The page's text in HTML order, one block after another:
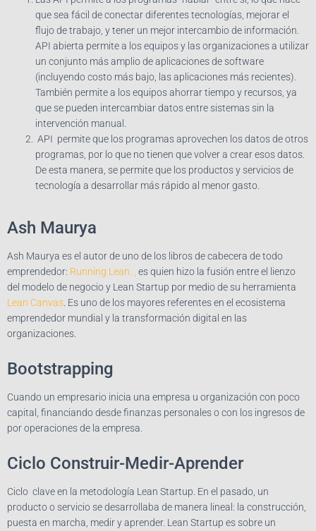
que sea fácil de conectar diferentes tecnologías, mejorar el
flujo de trabajo, y tener un mejor intercambio de información.
API abierta permite a los equipos y las organizaciones a utilizar
un conjunto más amplio de aplicaciones de software
(incluyendo costo más bajo, las aplicaciones más recientes).
También permite a los equipos ahorrar tiempo y recursos, ya
que se pueden intercambiar datos entre sistemas sin la
intervención manual.
API permite que los programas aprovechen los datos de otros
programas, por lo que no tienen que volver a crear esos datos.
De esta manera, se permite que los productos y servicios de
tecnología a desarrollar más rápido al menor gasto.
Ash Maurya
Ash Maurya es el autor de uno de los libros de cabecera de todo
emprendedor: Running Lean. ,
es quien hizo la fusión entre el lienzo
del modelo de negocio y Lean Startup por medio de su herramienta
Lean Canvas . Es uno de los mayores referentes en el ecosistema
emprendedor mundial y la transformación digital en las
organizaciones.
Bootstrapping
Cuando un empresario inicia una empresa u organización con poco
capital, financiando desde finanzas personales o con los ingresos de
por operaciones de la empresa.
Ciclo Construir-Medir-Aprender
Ciclo clave en la metodología Lean Startup. En el pasado, un
producto o servicio se desarrollaba de manera lineal: la construcción,
puesta en marcha, medir y aprender. Lean Startup es sobre un